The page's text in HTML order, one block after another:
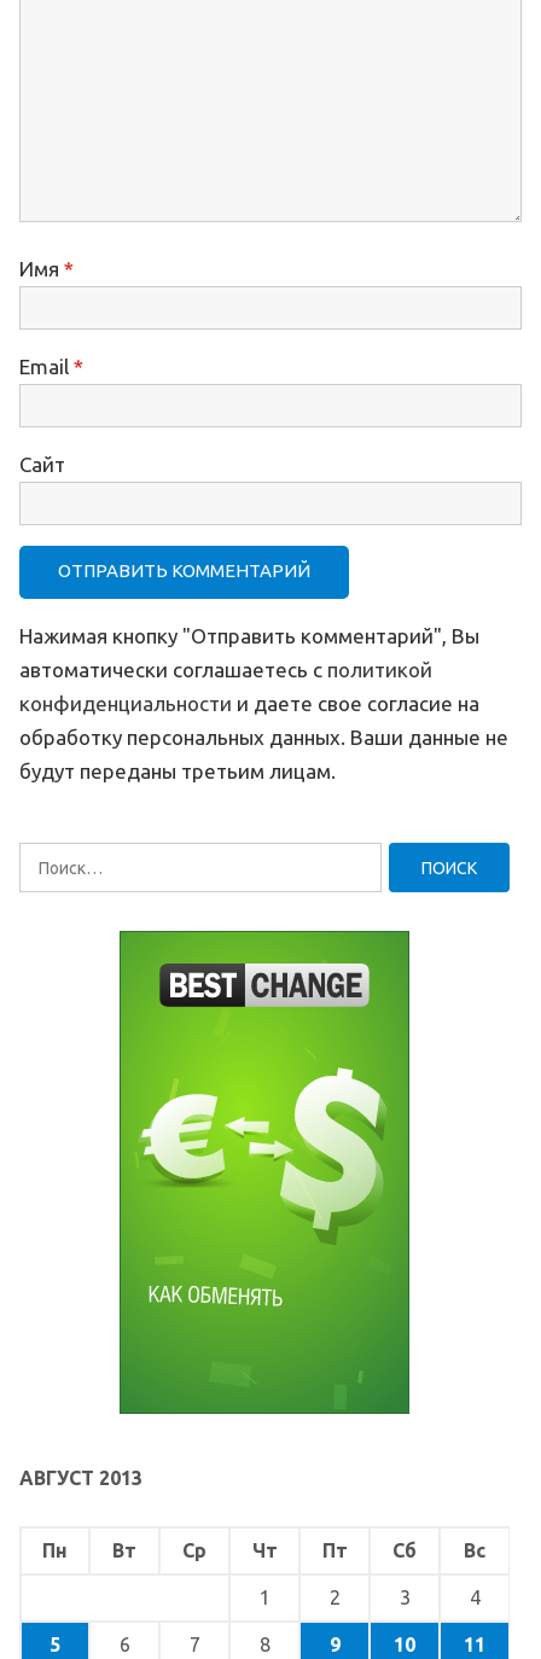
Имя *
Email *
Сайт
Нажимая кнопку "Отправить комментарий", Вы
автоматически соглашаетесь с политикой
конфиденциальности и даете свое согласие на
обработку персональных данных. Ваши данные не
будут переданы третьим лицам.
Найти:
АВГУСТ 2013
Пн Вт Ср Чт Пт Сб Вс
1 2 3 4
5 6 7 8 9 10 11